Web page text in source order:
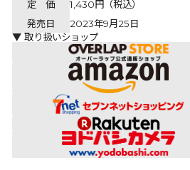
定 価
1,430円（税込）
発売日
2023年9月25日
▼ 取り扱いショップ